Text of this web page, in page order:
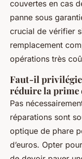
couvertes en cas
panne sous
crucial de vérifier
remplacement
opérations très
Faut-il
réduire la prime
Pas
réparations sont
optique de phare
d’euros. Opter